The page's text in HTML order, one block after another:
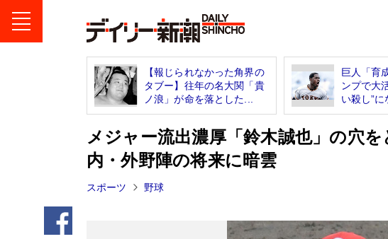
【報じられなかった角界の
タブー】往年の名大関「貴
ノ浪」が命を落とした...
巨人「育
ンプで大
い殺し”に
メジャー流出濃厚「鈴木誠也」の穴
内・外野陣の将来に暗雲
スポーツ 野球